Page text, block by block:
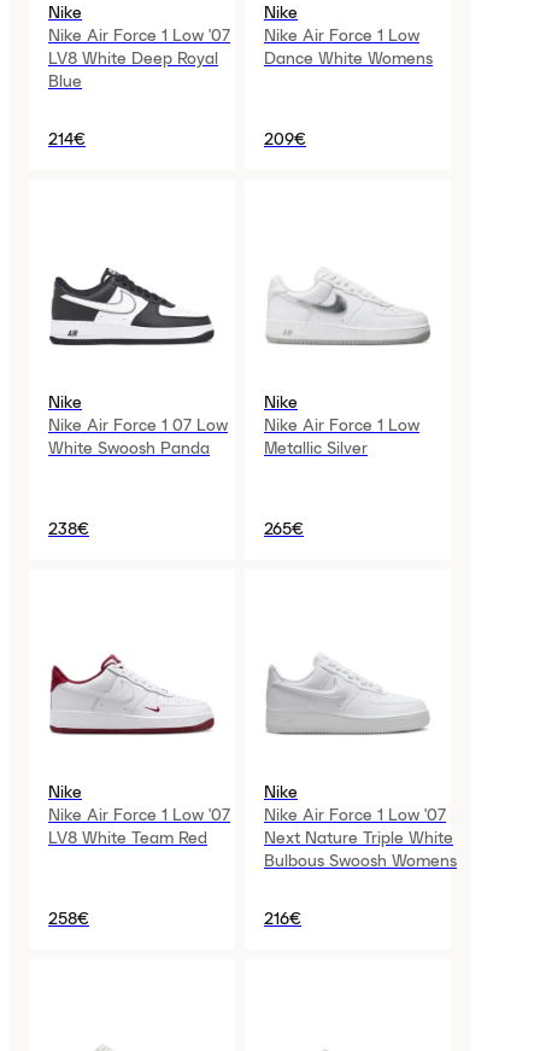
Nike
Nike Air Force 1 Low '07
LV8 White Deep Royal
Blue
214€
Nike
Nike Air Force 1 Low
Dance White Womens
209€
Nike
Nike Air Force 1 07 Low
White Swoosh Panda
238€
Nike
Nike Air Force 1 Low
Metallic Silver
265€
Nike
Nike Air Force 1 Low '07
LV8 White Team Red
258€
Nike
Nike Air Force 1 Low '07
Next Nature Triple White
Bulbous Swoosh Womens
216€